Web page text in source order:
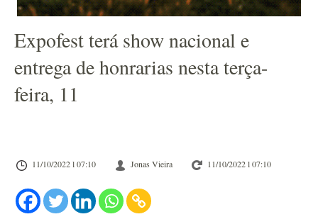
Expofest terá show nacional e
entrega de honrarias nesta terça-
feira, 11
11/10/2022 l 07:10 Jonas Vieira 11/10/2022 l 07:10